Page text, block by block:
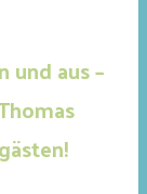
und aus –